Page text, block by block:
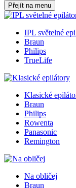
Přejít na menu
IPL světelné
Braun
Philips
TrueLife
Klasické
Braun
Philips
Rowenta
Panasonic
Remington
Na obličej
Braun